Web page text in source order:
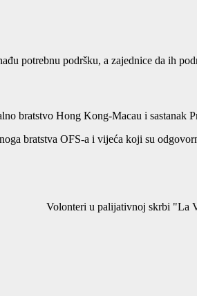
potrebnu podršku, a zajednice da ih
bratstvo Hong Kong-Macau i sastanak
bratstva OFS-a i vijeća koji su
Volonteri u palijativnoj skrbi "La